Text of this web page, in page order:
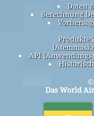
Daten
Berechnung
Produkte
API
©
Das World